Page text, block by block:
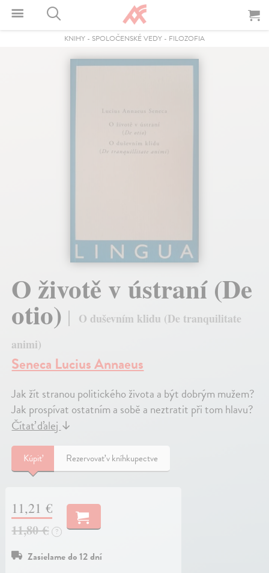
KNIHY - SPOLOČENSKÉ VEDY - FILOZOFIA
O životě v ústraní (De
otio)
O duševním klidu (De tranquilitate
animi)
Seneca Lucius Annaeus
Jak žít stranou politického života a být dobrým mužem?
Jak prospívat ostatním a sobě a neztratit při tom hlavu?
Čítať ďalej ↓
Kúpiť Rezervovať v kníhkupectve
11,21 €
11,80 €
?
Zasielame do 12 dní